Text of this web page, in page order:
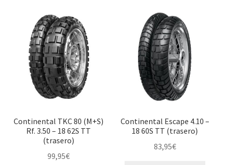
Continental TKC 80 (M+S)
Rf. 3.50 – 18 62S TT
(trasero)
99,95€
Continental Escape 4.10 –
18 60S TT (trasero)
83,95€